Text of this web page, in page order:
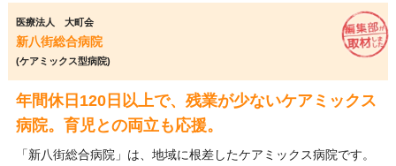
医療法人 大町会
新八街総合病院
(ケアミックス型病院)
年間休日120日以上で、残業が少ないケアミックス
病院。育児との両立も応援。
「新八街総合病院」は、地域に根差したケアミックス病院です。